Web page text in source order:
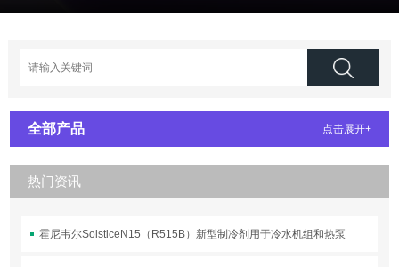
全部产品 点击展开+
热门资讯
霍尼韦尔SolsticeN15（R515B）新型制冷剂用于冷水机组和热泵